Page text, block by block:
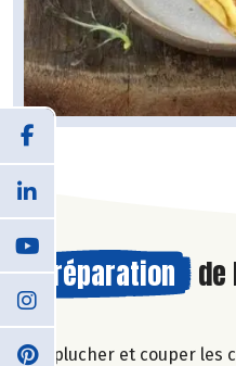
Préparation de
Eplucher et couper